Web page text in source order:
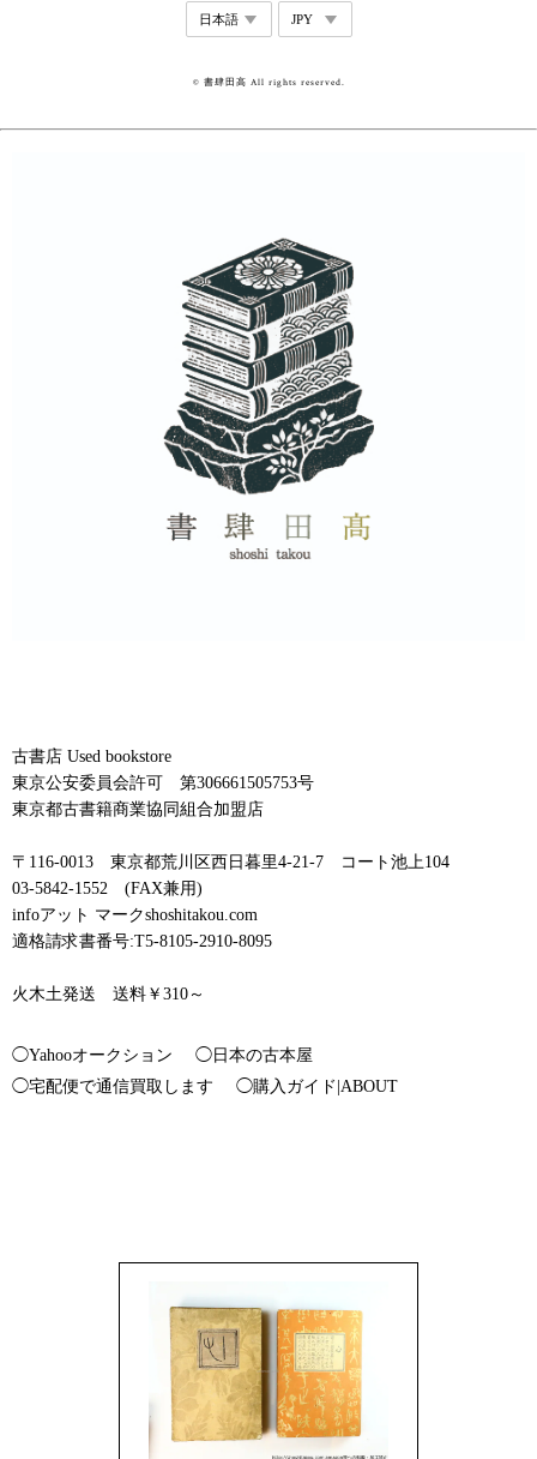
© 書肆田高 All rights reserved.
古書店 Used bookstore
東京公安委員会許可 第306661505753号
東京都古書籍商業協同組合加盟店
〒116-0013 東京都荒川区西日暮里4-21-7 コート池上104
03-5842-1552 (FAX兼用)
infoアット マークshoshitakou.com
適格請求書番号:T5-8105-2910-8095
火木土発送 送料￥310～
◯Yahooオークション
◯日本の古本屋
◯宅配便で通信買取します
◯購入ガイド|ABOUT